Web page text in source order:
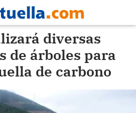
diversas
de árboles para
de carbono